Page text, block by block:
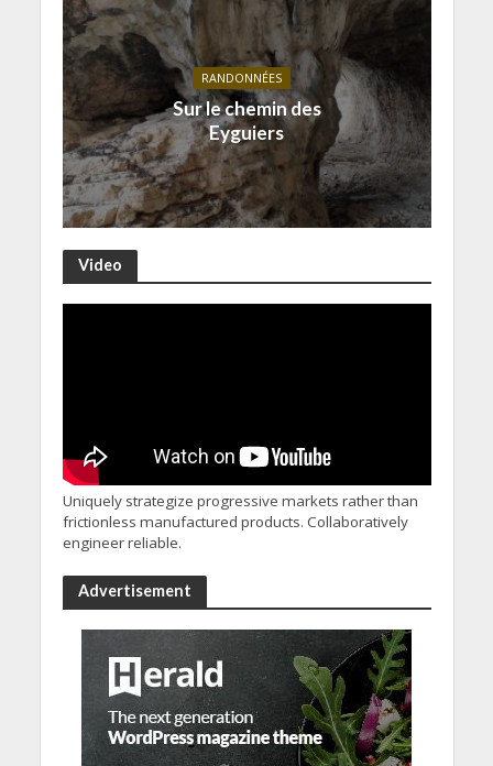
RANDONNÉES
Sur le chemin des
Eyguiers
Video
Uniquely strategize progressive markets rather than
frictionless manufactured products. Collaboratively
engineer reliable.
Advertisement